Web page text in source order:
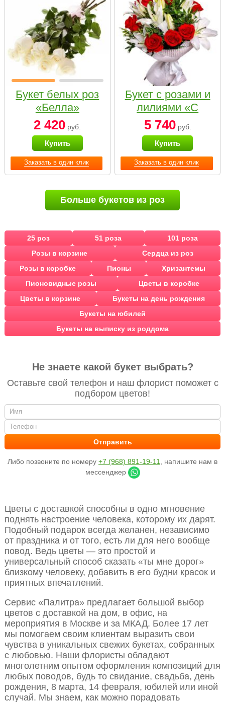
Заказать в один клик
Букет белых роз
«Белла»
2 420 руб.
Купить
Заказать в один клик
Букет с розами и
лилиями «С
наилучшими
пожеланиями»
5 740руб.
Купить
Больше букетов из роз
25 роз 51 роза
101 роза
Розы в корзине
Сердца из роз
Розы в коробке
Пионы
Хризантемы
Пионовидные розы
Цветы в коробке
Цветы в корзине
Букеты на день рождения
Букеты на юбилей
Букеты на выписку из роддома
Не знаете какой букет выбрать?
Оставьте свой телефон и наш флорист поможет с
подбором цветов!
Либо позвоните по номеру +7 (968) 891-19-11
, напишите нам в
мессенджер
Цветы с доставкой способны в одно мгновение
поднять настроение человека, которому их дарят.
Подобный подарок всегда желанен, независимо
от праздника и от того, есть ли для него вообще
повод. Ведь цветы — это простой и
универсальный способ сказать «ты мне дорог»
близкому человеку, добавить в его будни красок и
приятных впечатлений.
Сервис «Палитра» предлагает большой выбор
цветов с доставкой на дом, в офис, на
мероприятия в Москве и за МКАД. Более 17 лет
мы помогаем своим клиентам выразить свои
чувства в уникальных свежих букетах, собранных
с любовью. Наши флористы обладают
многолетним опытом оформления композиций для
любых поводов, будь то свидание, свадьба, день
рождения, 8 марта, 14 февраля, юбилей или иной
случай. Мы знаем, как можно порадовать